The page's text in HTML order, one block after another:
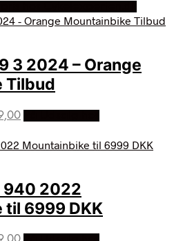
3 2024 – Orange
Tilbud
Den
pris
940 2022
til 6999 DKK
Den